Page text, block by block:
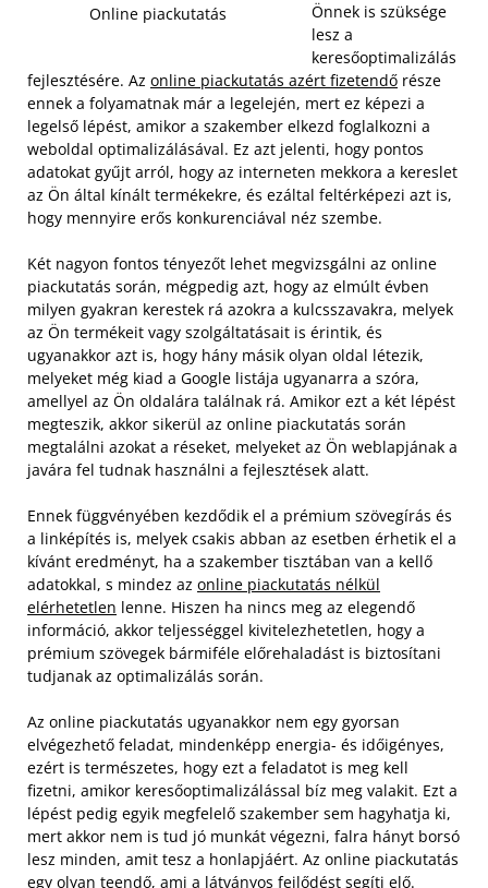
Online piackutatás
Önnek is szüksége
lesz a
keresőoptimalizálás
fejlesztésére. Az online piackutatás azért fizetendő része
ennek a folyamatnak már a legelején, mert ez képezi a
legelső lépést, amikor a szakember elkezd foglalkozni a
weboldal optimalizálásával. Ez azt jelenti, hogy pontos
adatokat gyűjt arról, hogy az interneten mekkora a kereslet
az Ön által kínált termékekre, és ezáltal feltérképezi azt is,
hogy mennyire erős konkurenciával néz szembe.
Két nagyon fontos tényezőt lehet megvizsgálni az online
piackutatás során, mégpedig azt, hogy az elmúlt évben
milyen gyakran kerestek rá azokra a kulcsszavakra, melyek
az Ön termékeit vagy szolgáltatásait is érintik, és
ugyanakkor azt is, hogy hány másik olyan oldal létezik,
melyeket még kiad a Google listája ugyanarra a szóra,
amellyel az Ön oldalára találnak rá. Amikor ezt a két lépést
megteszik, akkor sikerül az online piackutatás során
megtalálni azokat a réseket, melyeket az Ön weblapjának a
javára fel tudnak használni a fejlesztések alatt.
Ennek függvényében kezdődik el a prémium szövegírás és
a linképítés is, melyek csakis abban az esetben érhetik el a
kívánt eredményt, ha a szakember tisztában van a kellő
adatokkal, s mindez az online piackutatás nélkül
elérhetetlen lenne. Hiszen ha nincs meg az elegendő
információ, akkor teljességgel kivitelezhetetlen, hogy a
prémium szövegek bármiféle előrehaladást is biztosítani
tudjanak az optimalizálás során.
Az online piackutatás ugyanakkor nem egy gyorsan
elvégezhető feladat, mindenképp energia- és időigényes,
ezért is természetes, hogy ezt a feladatot is meg kell
fizetni, amikor keresőoptimalizálással bíz meg valakit. Ezt a
lépést pedig egyik megfelelő szakember sem hagyhatja ki,
mert akkor nem is tud jó munkát végezni, falra hányt borsó
lesz minden, amit tesz a honlapjáért. Az online piackutatás
egy olyan teendő, ami a látványos fejlődést segíti elő.